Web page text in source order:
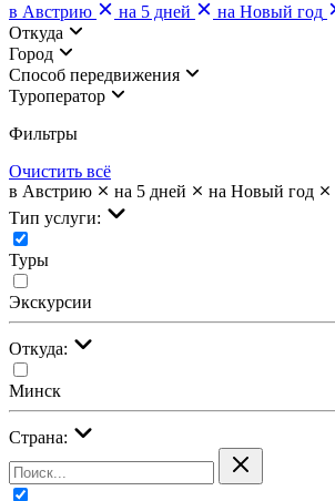
в Австрию
на 5 дней
на Новый год
Откуда
Город
Cпособ передвижения
Туроператор
Фильтры
Очистить всё
в Австрию
на 5 дней
на Новый год
Тип услуги:
Туры
Экскурсии
Откуда:
Минск
Страна: